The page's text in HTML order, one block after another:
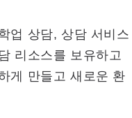
업 상담, 상담 서비스
리소스를 보유하고
게 만들고 새로운 환